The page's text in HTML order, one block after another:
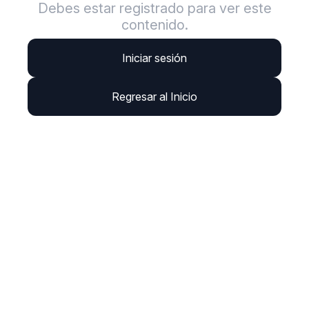
Debes estar registrado para ver este
contenido.
Iniciar sesión
Regresar al Inicio